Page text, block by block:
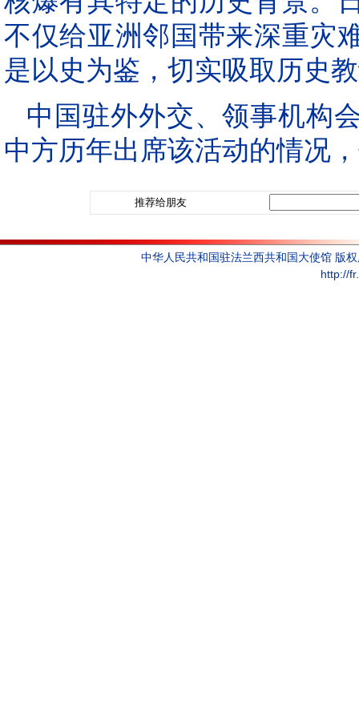
不仅给亚洲邻国带来深重灾
是以史为鉴，切实吸取历史
中国驻外外交、领事机构
中方历年出席该活动的情况
推荐给朋友
中华人民共和国驻法兰西共和国大使馆 版
http://